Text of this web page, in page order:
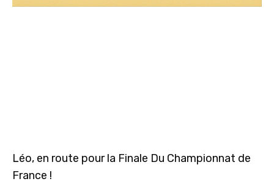
Léo, en route pour la Finale Du Championnat de
France !